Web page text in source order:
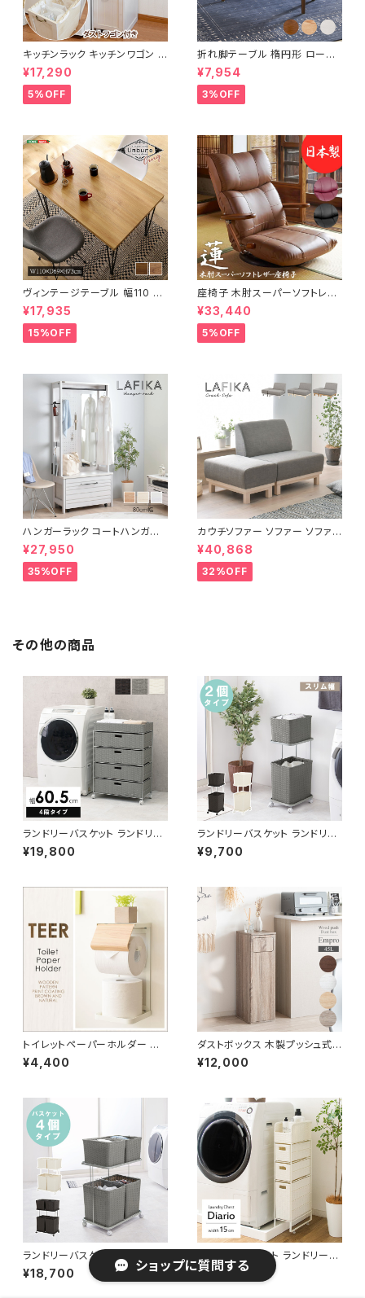
ショップに質問する
キッチンラック キッチンワゴン キ
ャスター付き 収納ラック 一人暮
らし スリムキッチンラック 幅30
cm 完成品
¥17,290
5%OFF
折れ脚テーブル 楕円形 ローテ
ーブル センターテーブル リビン
グテーブル 天然木 幅95 3色展
開
¥7,954
3%OFF
ヴィンテージテーブル 幅110 ダ
イニングテーブル リビングテー
ブル サイドテーブル 新生活 模
様替え
¥17,935
15%OFF
座椅子 木肘スーパーソフトレザ
ー座椅子 リクライニング回転座
椅子 座椅子 父の日 敬老の日
プレゼント 完成品
¥33,440
5%OFF
ハンガーラック コートハンガー
ワードローブ フリーラック クロ
ーゼット 幅80 新生活 一人暮ら
し
¥27,950
35%OFF
カウチソファー ソファー ソファ
オットマン 1.5人掛 け新生活 一
人暮らし 完成品
¥40,868
32%OFF
その他の商品
ランドリーバスケット ランドリー
ワゴン 洗濯カゴ キャスター付 ラ
ンドリー収納 新生活 一人暮らし
¥19,800
ランドリーバスケット ランドリー
ワゴン 洗濯カゴ キャスター付 ラ
ンドリー収納 新生活 一人暮らし
¥9,700
トイレットペーパーホルダー ペ
ーパーホルダー スタイリッシュ
トイレ用品 トイレグッズ
¥4,400
ダストボックス 木製プッシュ式
ゴミ箱 スタイリッシュ ナチュラル
45L対応 新生活 模様替え
¥12,000
ランドリーバスケット ランドリー
ワゴン 洗濯カゴ キャスター付 ラ
ンドリー収納 新生活 一人暮らし
¥18,700
ランドリーチェスト ランドリーワ
ゴン 幅15 奥行30 高さ83 完成
品 新生活 一人暮らし ランドリ
¥11,300